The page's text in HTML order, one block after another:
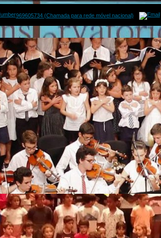
969605734 (Chamada para rede móvel nacional)